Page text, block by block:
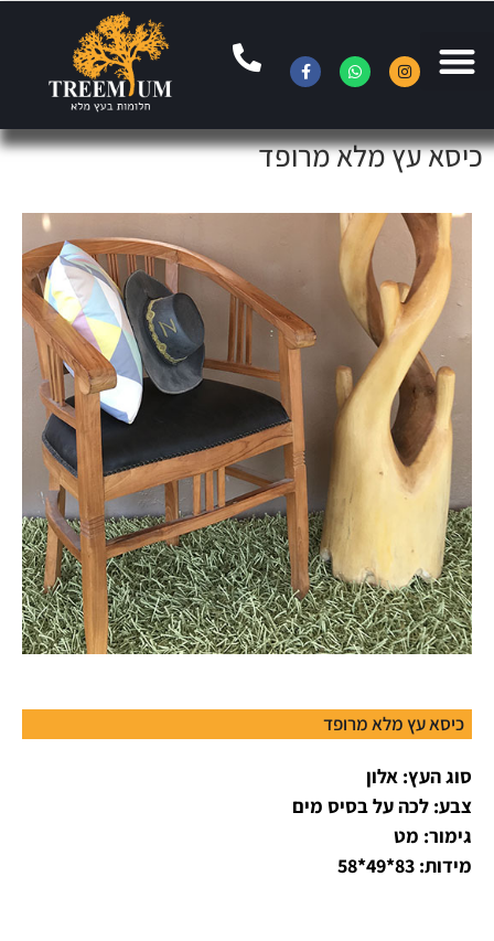
כיסא עץ מלא מרופד
כיסא עץ מלא מרופד
סוג העץ: אלון
צבע: לכה על בסיס מים
גימור: מט
מידות: 83*49*58